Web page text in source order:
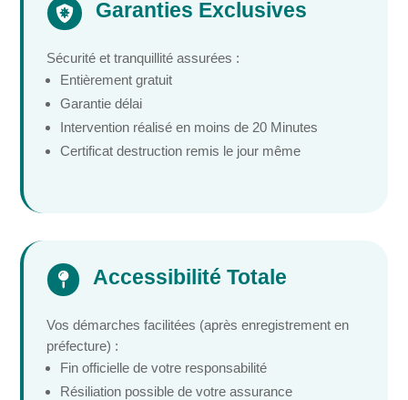
 Garanties Exclusives
Sécurité et tranquillité assurées :
Entièrement gratuit
Garantie délai
Intervention réalisé en moins de 20 Minutes
Certificat destruction remis le jour même
 Accessibilité Totale
Vos démarches facilitées (après enregistrement en
préfecture) :
Fin officielle de votre responsabilité
Résiliation possible de votre assurance